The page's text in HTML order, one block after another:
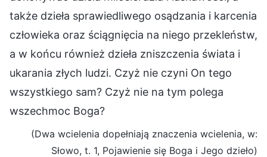
także dzieła sprawiedliwego osądzania i karcenia
człowieka oraz ściągnięcia na niego przekleństw,
a w końcu również dzieła zniszczenia świata i
ukarania złych ludzi. Czyż nie czyni On tego
wszystkiego sam? Czyż nie na tym polega
wszechmoc Boga?
(Dwa wcielenia dopełniają znaczenia wcielenia, w:
Słowo, t. 1, Pojawienie się Boga i Jego dzieło)